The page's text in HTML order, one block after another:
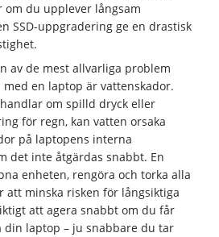
du upplever långsam
SSD-uppgradering ge en drastisk
av de mest allvarliga problem
en laptop är vattenskador.
om spilld dryck eller
för regn, kan vatten orsaka
på laptopens interna
det inte åtgärdas snabbt. En
enheten, rengöra och torka alla
att minska risken för långsiktiga
att agera snabbt om du får
din laptop – ju snabbare du tar